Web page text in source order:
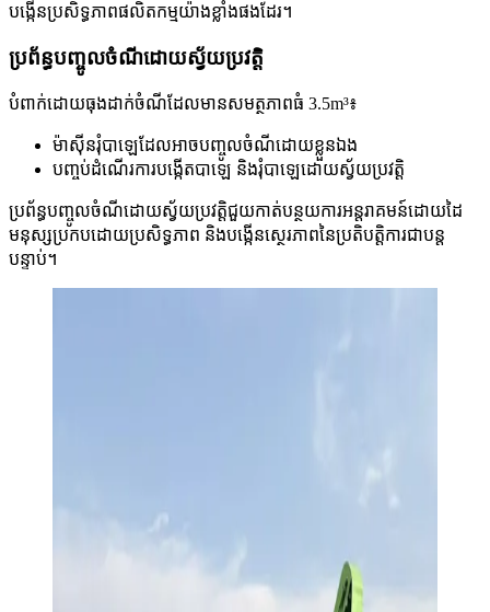
បង្កើនប្រសិទ្ធភាពផលិតកម្មយ៉ាងខ្លាំងផងដែរ។
ប្រព័ន្ធបញ្ចូលចំណីដោយស្វ័យប្រវត្តិ
បំពាក់ដោយធុងដាក់ចំណីដែលមានសមត្ថភាពធំ 3.5m³៖
ម៉ាស៊ីនរុំបាឡេដែលអាចបញ្ចូលចំណីដោយខ្លួនឯង
បញ្ចប់ដំណើរការបង្កើតបាឡេ និងរុំបាឡេដោយស្វ័យប្រវត្តិ
ប្រព័ន្ធបញ្ចូលចំណីដោយស្វ័យប្រវត្តិជួយកាត់បន្ថយការអន្តរាគមន៍ដោយដៃ
មនុស្សប្រកបដោយប្រសិទ្ធភាព និងបង្កើនស្ថេរភាពនៃប្រតិបត្តិការជាបន្ត
បន្ទាប់។